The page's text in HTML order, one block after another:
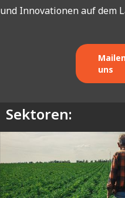
und Innovationen auf dem
uns
Sektoren: